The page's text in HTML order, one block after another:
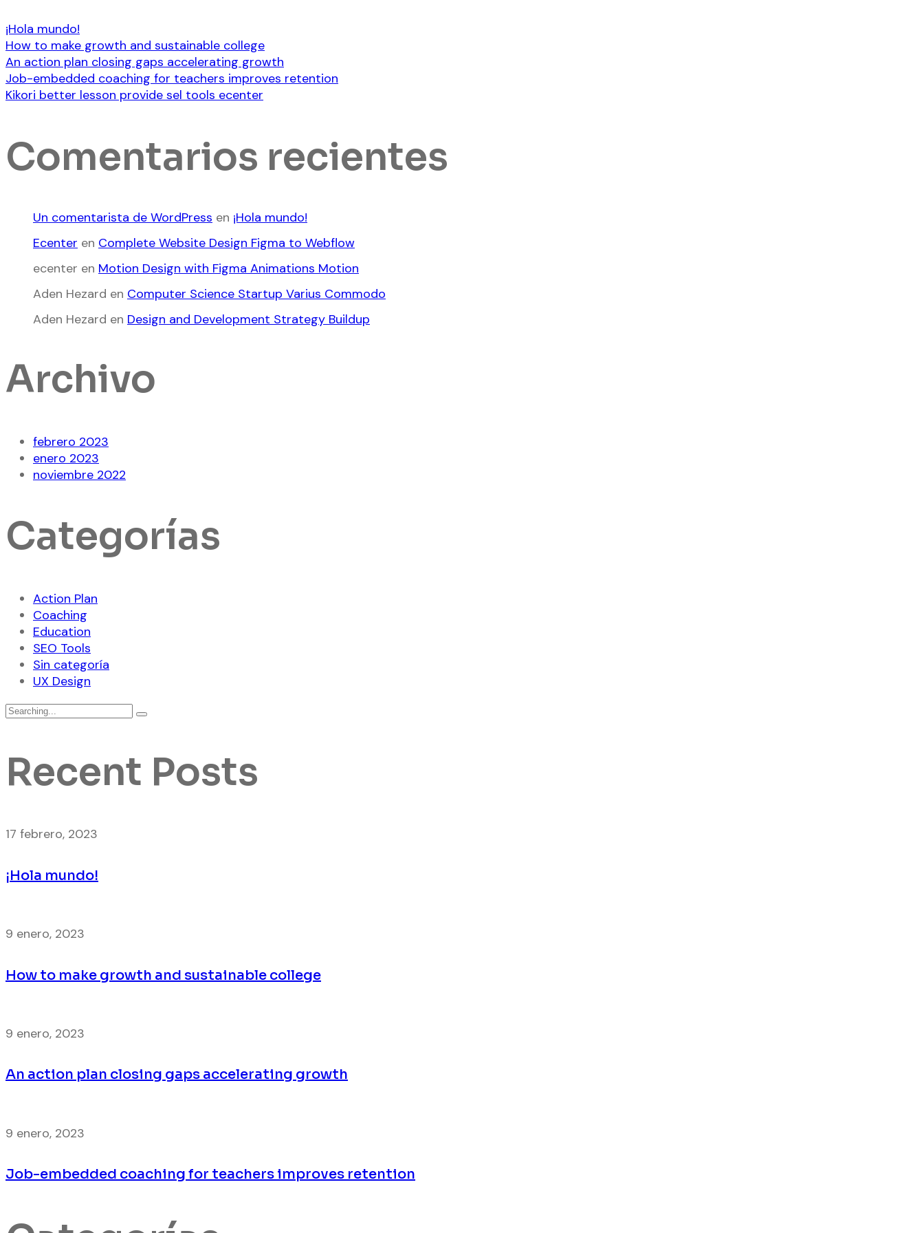
¡Hola mundo!
How to make growth and sustainable college
An action plan closing gaps accelerating growth
Job-embedded coaching for teachers improves retention
Kikori better lesson provide sel tools ecenter
Comentarios recientes
Un comentarista de WordPress en ¡Hola mundo!
Ecenter en Complete Website Design Figma to Webflow
ecenter en Motion Design with Figma Animations Motion
Aden Hezard en Computer Science Startup Varius Commodo
Aden Hezard en Design and Development Strategy Buildup
Archivo
febrero 2023
enero 2023
noviembre 2022
Categorías
Action Plan
Coaching
Education
SEO Tools
Sin categoría
UX Design
Search
Recent Posts
17 febrero, 2023
¡Hola mundo!
9 enero, 2023
How to make growth and sustainable college
9 enero, 2023
An action plan closing gaps accelerating growth
9 enero, 2023
Job-embedded coaching for teachers improves retention